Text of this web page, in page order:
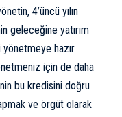
4’üncü yılın
geleceğine yatırım
yönetmeye hazır
için de daha
bu kredisini doğru
ve örgüt olarak